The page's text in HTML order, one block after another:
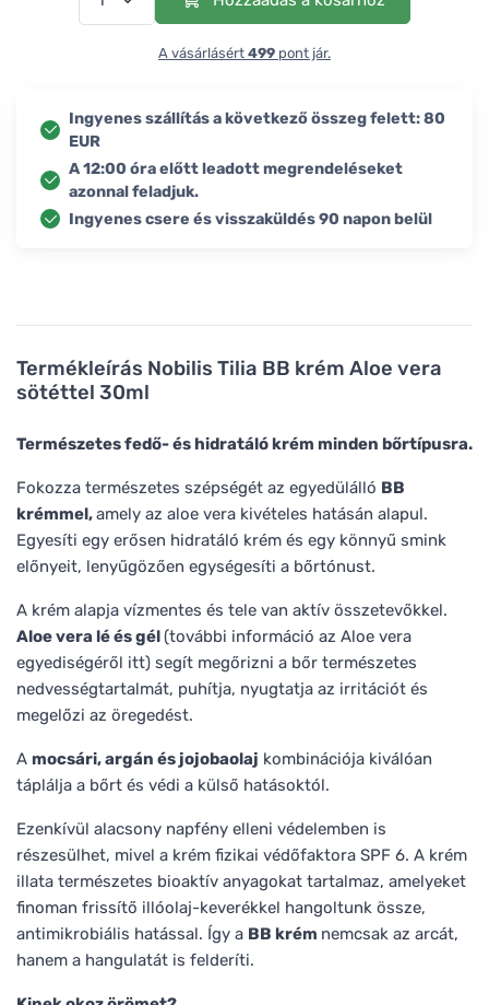
Termékleírás Nobilis Tilia BB krém Aloe vera
sötéttel 30ml
Természetes fedő- és hidratáló krém minden bőrtípusra.
Fokozza természetes szépségét az egyedülálló BB
krémmel,amely az aloe vera kivételes hatásán alapul.
Egyesíti egy erősen hidratáló krém és egy könnyű smink
előnyeit, lenyűgözően egységesíti a bőrtónust.
A krém alapja vízmentes és tele van aktív összetevőkkel.
Aloe vera lé és gél(további információ az Aloe vera
egyediségéről itt) segít megőrizni a bőr természetes
nedvességtartalmát, puhítja, nyugtatja az irritációt és
megelőzi az öregedést.
A mocsári, argán és jojobaolaj kombinációja kiválóan
táplálja a bőrt és védi a külső hatásoktól.
Ezenkívül alacsony napfény elleni védelemben is
részesülhet, mivel a krém fizikai védőfaktora SPF 6. A krém
illata természetes bioaktív anyagokat tartalmaz, amelyeket
finoman frissítő illóolaj-keverékkel hangoltunk össze,
antimikrobiális hatással. Így a BB krém nemcsak az arcát,
hanem a hangulatát is felderíti.
A vásárlásért 499 pont jár.
Ingyenes szállítás a következő összeg felett: 80
EUR
A 12:00 óra előtt leadott megrendeléseket
azonnal feladjuk.
Ingyenes csere és visszaküldés 90 napon belül